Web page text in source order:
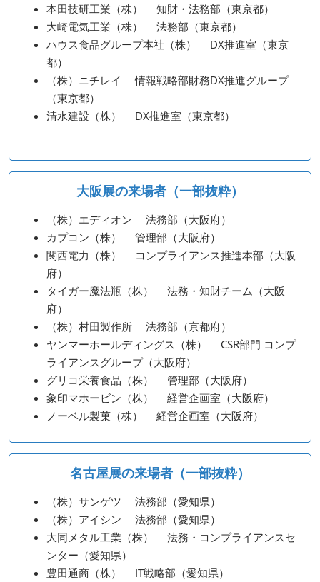
本田技研工業（株） 知財・法務部（東京都）
大崎電気工業（株） 法務部（東京都）
ハウス食品グループ本社（株） DX推進室（東京
都）
（株）ニチレイ 情報戦略部財務DX推進グループ
（東京都）
清水建設（株） DX推進室（東京都）
大阪展の来場者（一部抜粋）
（株）エディオン 法務部（大阪府）
カプコン（株） 管理部（大阪府）
関西電力（株） コンプライアンス推進本部（大阪
府）
タイガー魔法瓶（株） 法務・知財チーム（大阪
府）
（株）村田製作所 法務部（京都府）
ヤンマーホールディングス（株） CSR部門 コンプ
ライアンスグループ（大阪府）
グリコ栄養食品（株） 管理部（大阪府）
象印マホービン（株） 経営企画室（大阪府）
ノーベル製菓（株） 経営企画室（大阪府）
名古屋展の来場者（一部抜粋）
（株）サンゲツ 法務部（愛知県）
（株）アイシン 法務部（愛知県）
大同メタル工業（株） 法務・コンプライアンスセ
ンター（愛知県）
豊田通商（株） IT戦略部（愛知県）